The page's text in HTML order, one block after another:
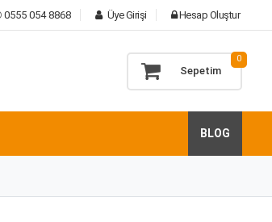
0555 054 8868 Üye Girişi Hesap Oluştur
Sepetim
0
BLOG